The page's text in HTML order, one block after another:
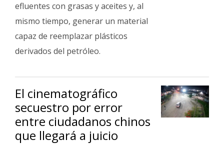
efluentes con grasas y aceites y, al
mismo tiempo, generar un material
capaz de reemplazar plásticos
derivados del petróleo.
El cinematográfico
secuestro por error
entre ciudadanos chinos
que llegará a juicio